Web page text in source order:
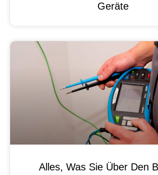
Geräte
Alles, Was Sie Über Den